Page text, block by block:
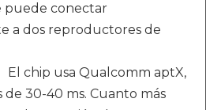
puede conectar
a dos reproductores de
El chip usa Qualcomm aptX,
de 30-40 ms. Cuanto más